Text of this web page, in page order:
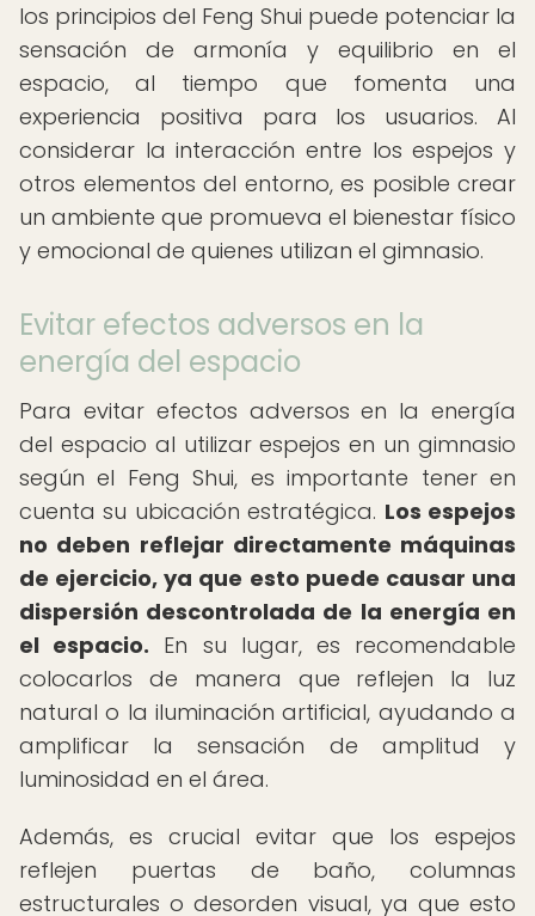
los principios del Feng Shui puede potenciar la
sensación de armonía y equilibrio en el
espacio, al tiempo que fomenta una
experiencia positiva para los usuarios. Al
considerar la interacción entre los espejos y
otros elementos del entorno, es posible crear
un ambiente que promueva el bienestar físico
y emocional de quienes utilizan el gimnasio.
Evitar efectos adversos en la
energía del espacio
Para evitar efectos adversos en la energía
del espacio al utilizar espejos en un gimnasio
según el Feng Shui, es importante tener en
cuenta su ubicación estratégica. Los espejos
no deben reflejar directamente máquinas
de ejercicio, ya que esto puede causar una
dispersión descontrolada de la energía en
el espacio. En su lugar, es recomendable
colocarlos de manera que reflejen la luz
natural o la iluminación artificial, ayudando a
amplificar la sensación de amplitud y
luminosidad en el área.
Además, es crucial evitar que los espejos
reflejen puertas de baño, columnas
estructurales o desorden visual, ya que esto